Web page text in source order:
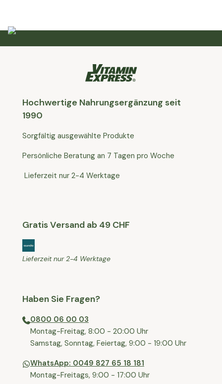
Mehr kaufen, mehr sparen
Hochwertige Nahrungsergänzung seit
1990
Sorgfältig ausgewählte Produkte
Persönliche Beratung an 7 Tagen pro Woche
Lieferzeit nur 2-4 Werktage
Gratis Versand ab 49 CHF
Lieferzeit nur 2-4 Werktage
Haben Sie Fragen?
0800 06 00 03
⁠Montag-Freitag, 8:00 - 20:00 Uhr
⁠Samstag, Sonntag, Feiertag, 9:00 - 19:00 Uhr
WhatsApp: 0049 827 65 18 181
Montag-Freitags, 9:00 - 17:00 Uhr